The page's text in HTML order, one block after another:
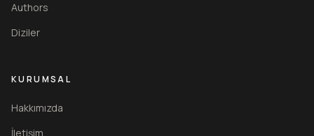
Authors
Diziler
KURUMSAL
Hakkımızda
İletişim